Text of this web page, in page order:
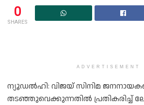
0
SHARES
ADVERTISEMENT
ന്യൂഡല്‍ഹി: വിജയ് സിനിമ
തടഞ്ഞുവെക്കുന്നതില്‍ പ്രതികരിച്ച്